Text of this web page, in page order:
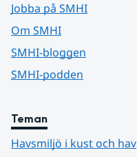
Jobba på SMHI
Om SMHI
SMHI-bloggen
SMHI-podden
Teman
Havsmiljö i kust och hav